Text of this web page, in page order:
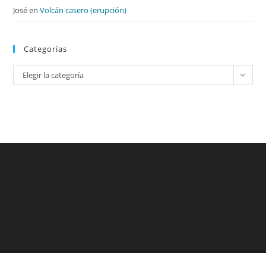
JoséenVolcán casero (erupción)
Categorías
Categorías
Elegir la categoría